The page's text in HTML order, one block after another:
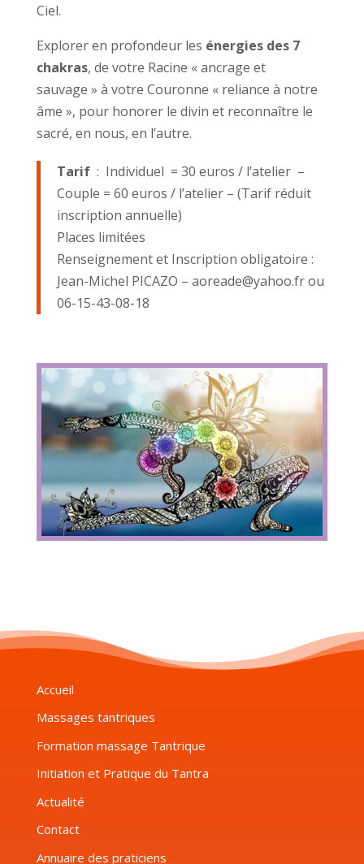
Ciel.
Explorer en profondeur les énergies des 7
chakras, de votre Racine « ancrage et
sauvage » à votre Couronne « reliance à notre
âme », pour honorer le divin et reconnaître le
sacré, en nous, en l’autre.
Tarif: Individuel = 30 euros / l’atelier –
Couple = 60 euros / l’atelier – (Tarif réduit
inscription annuelle)
Places limitées
Renseignement et Inscription obligatoire :
Jean-Michel PICAZO – aoreade@yahoo.fr ou
06-15-43-08-18
Accueil
Massages tantriques
Formation massage Tantrique
Initiation et Pratique du Tantra
Actualité
Contact
Annuaire des praticiens